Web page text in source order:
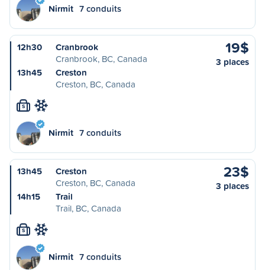
Nirmit 7 conduits
12h30
Cranbrook
Cranbrook, BC, Canada
13h45
Creston
Creston, BC, Canada
19$
3 places
S
Nirmit 7 conduits
13h45
Creston
Creston, BC, Canada
14h15
Trail
Trail, BC, Canada
23$
3 places
S
Nirmit 7 conduits